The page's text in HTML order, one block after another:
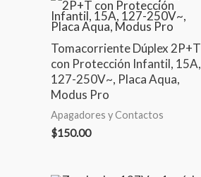
Tomacorriente Dúplex 2P+T
con Protección Infantil, 15A,
127-250V~, Placa Aqua,
Modus Pro
Apagadores y Contactos
$150.00